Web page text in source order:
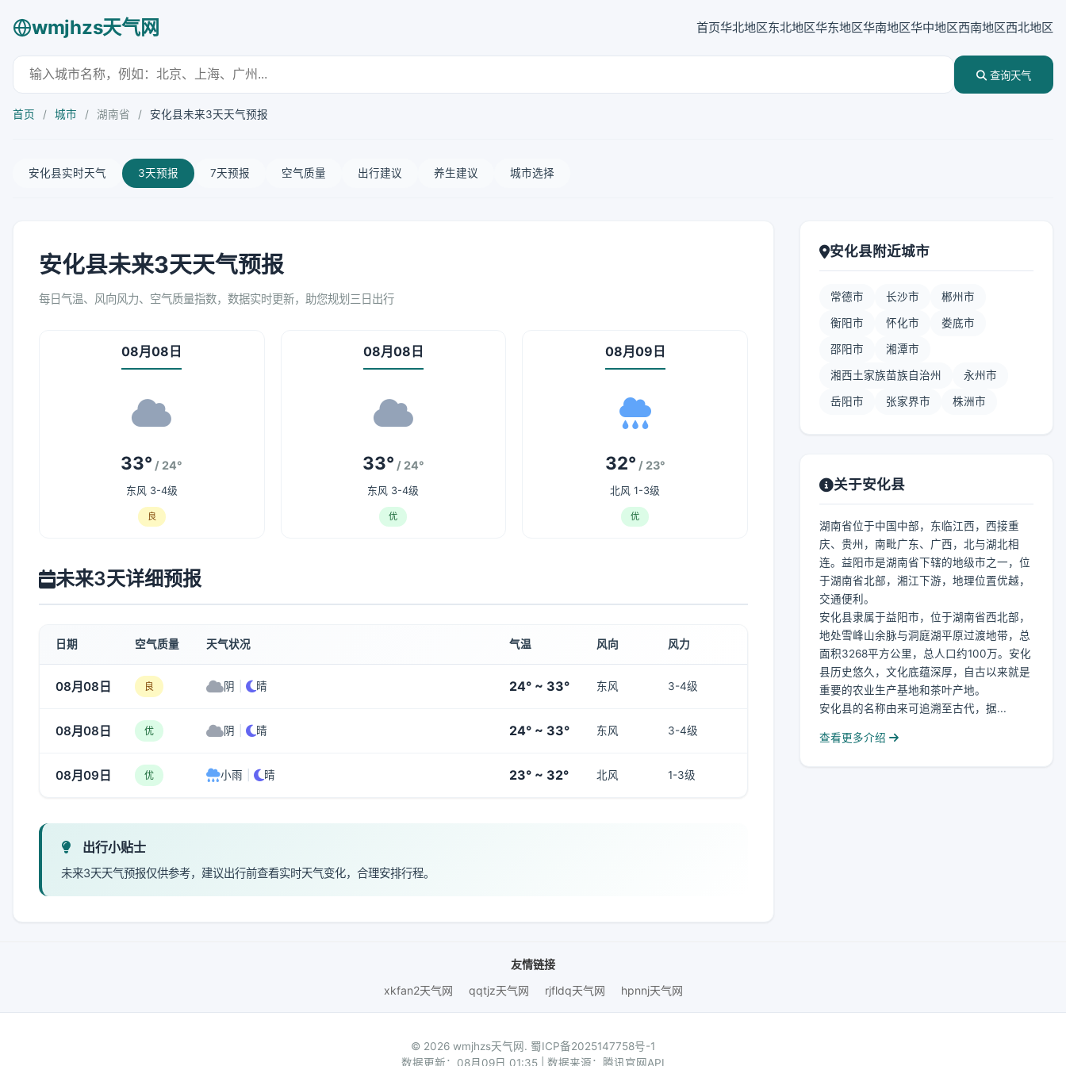
wmjhzs天气网 首页华北地区东北地区华东地区华南地区华中地区西南地区西北地区
查询天气
首页 / 城市 / 湖南省 / 安化县未来3天天气预报
安化县实时天气 3天预报 7天预报 空气质量 出行建议 养生建议 城市选择
安化县未来3天天气预报
每日气温、风向风力、空气质量指数，数据实时更新，助您规划三日出行
08月08日
33° / 24°
东风 3-4级
良
08月08日
33° / 24°
东风 3-4级
优
08月09日
32° / 23°
北风 1-3级
优
未来3天详细预报
日期 空气质量 天气状况 气温 风向 风力
08月08日 良 阴 晴 24° ~ 33° 东风 3-4级
08月08日 优 阴 晴 24° ~ 33° 东风 3-4级
08月09日 优 小雨 晴 23° ~ 32° 北风 1-3级
出行小贴士
未来3天天气预报仅供参考，建议出行前查看实时天气变化，合理安排行程。
安化县附近城市
常德市 长沙市 郴州市
衡阳市 怀化市 娄底市
邵阳市 湘潭市
湘西土家族苗族自治州 永州市
岳阳市 张家界市 株洲市
关于安化县
湖南省位于中国中部，东临江西，西接重
庆、贵州，南毗广东、广西，北与湖北相
连。益阳市是湖南省下辖的地级市之一，位
于湖南省北部，湘江下游，地理位置优越，
交通便利。
安化县隶属于益阳市，位于湖南省西北部，
地处雪峰山余脉与洞庭湖平原过渡地带，总
面积3268平方公里，总人口约100万。安化
县历史悠久，文化底蕴深厚，自古以来就是
重要的农业生产基地和茶叶产地。
安化县的名称由来可追溯至古代，据...
查看更多介绍
友情链接
xkfan2天气网
qqtjz天气网 rjfldq天气网 hpnnj天气网
© 2026 wmjhzs天气网. 蜀ICP备2025147758号-1
数据更新：08月09日 01:35 | 数据来源：腾讯官网API